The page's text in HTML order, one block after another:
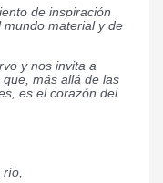
de inspiración
material y de
y nos invita a
más allá de las
es el corazón del
río,